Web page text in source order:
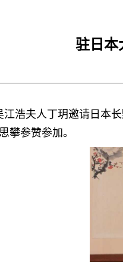
驻日本
江浩夫人丁玥邀请日本
攀参赞参加。